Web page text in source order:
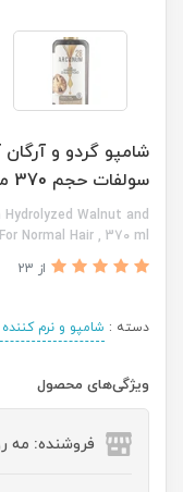
شامپو گردو و
سولفات حجم 370 میلی لیتر
Walnut and
Normal Hair , 370 ml
از 23
دسته : شامپو و نرم
ویژگی‌های محصول
فروشنده: مه